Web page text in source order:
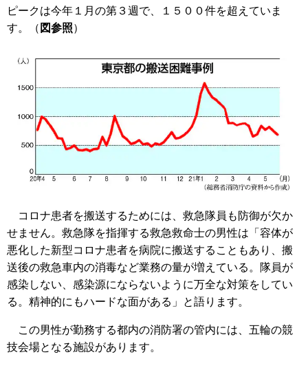
ピークは今年１月の第３週で、１５００件を超えていま
す。（ 図参照）
コロナ患者を搬送するためには、救急隊員も防御が欠か
せません。救急隊を指揮する救急救命士の男性は「容体が
悪化した新型コロナ患者を病院に搬送することもあり、搬
送後の救急車内の消毒など業務の量が増えている。隊員が
感染しない、感染源にならないように万全な対策をしてい
る。精神的にもハードな面がある」と語ります。
この男性が勤務する都内の消防署の管内には、五輪の競
技会場となる施設があります。